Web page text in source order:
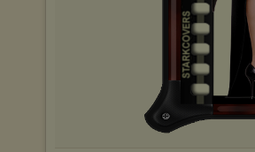
Wyrażenie sprzeciwu spowoduje, że
będzie dopasowana do Twoich preferencji,
Istnieje możliwość zmiany ustawień
sposób uniemożliwiający
urządzeniu końcowym. Można również
dokonując odpowiednich zmian w